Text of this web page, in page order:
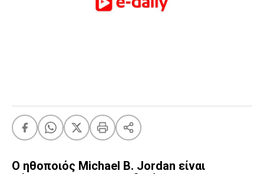
OMG LOL
Xmas
Ο ηθοποιός Michael B. Jordan είναι